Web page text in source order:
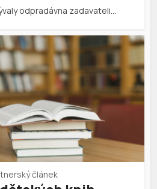
odpradávna zadavateli…
článek